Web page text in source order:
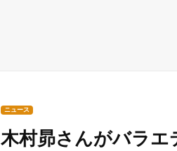
ニュース
木村昴さんがバラエ